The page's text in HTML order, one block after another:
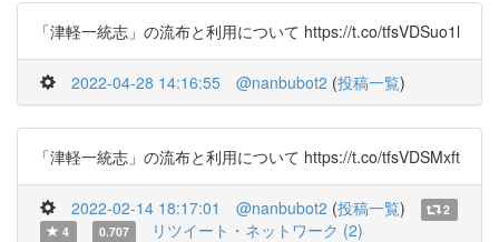
「津軽一統志」の流布と利用について https://t.co/tfsVDSuo1l
2022-04-28 14:16:55 @nanbubot2 (投稿一覧)
「津軽一統志」の流布と利用について https://t.co/tfsVDSMxft
2022-02-14 18:17:01 @nanbubot2 (投稿一覧)
2
4
0.707 リツイート・ネットワーク (2)